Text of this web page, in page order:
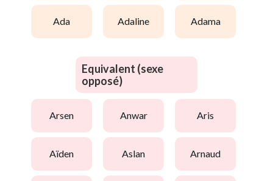
ada adaline adama
Equivalent (sexe
opposé)
arsen anwar aris
aïden aslan arnaud